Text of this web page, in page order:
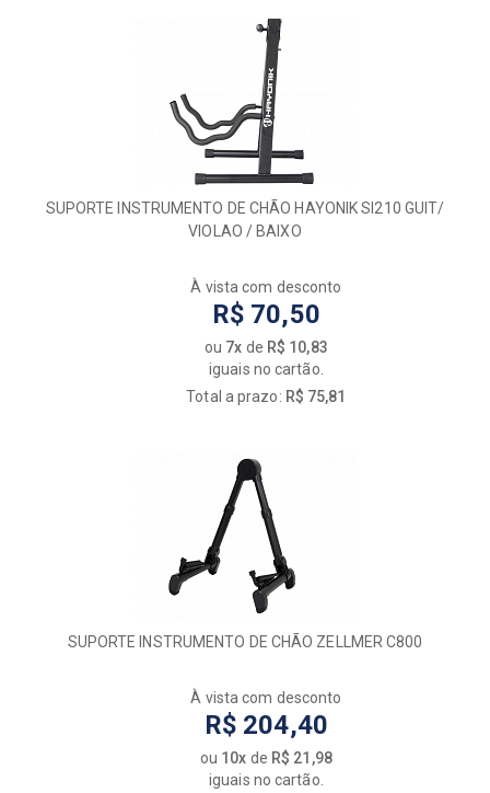
SUPORTE INSTRUMENTO DE CHÃO HAYONIK SI210 GUIT/
VIOLAO / BAIXO
À vista com desconto
R$ 70,50
ou 7x de R$ 10,83
iguais no cartão.
Total a prazo: R$ 75,81
SUPORTE INSTRUMENTO DE CHÃO ZELLMER C800
À vista com desconto
R$ 204,40
ou 10x de R$ 21,98
iguais no cartão.